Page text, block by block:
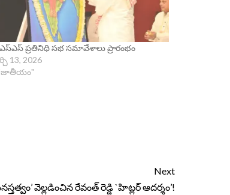
ప్రతినిధి సభ సమావేశాలు ప్రారంభం
13, 2026
Next
వెల్లడించిన రేవంత్ రెడ్డి `హిట్లర్ ఆదర్శం’!